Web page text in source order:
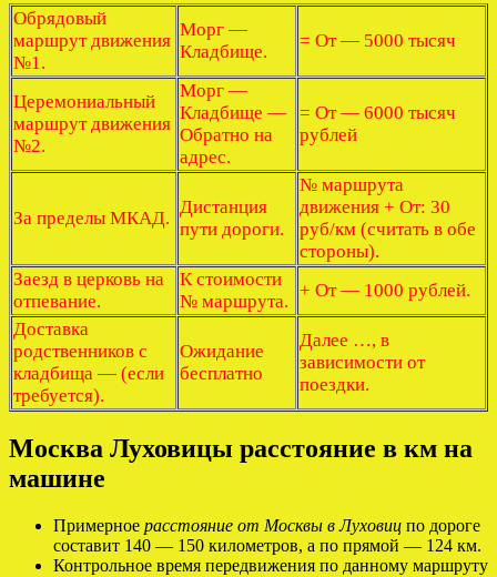
Обрядовый
маршрут движения
№1.
Морг —
Кладбище.
= От — 5000 тысяч
Церемониальный
маршрут движения
№2.
Морг —
Кладбище —
Обратно на
адрес.
= От — 6000 тысяч
рублей
За пределы МКАД.
Дистанция
пути дороги.
№ маршрута
движения + От: 30
руб/км (считать в обе
стороны).
Заезд в церковь на
отпевание.
К стоимости
№ маршрута.
+ От — 1000 рублей.
Доставка
родственников с
кладбища — (если
требуется).
Ожидание
бесплатно
Далее …, в
зависимости от
поездки.
Москва Луховицы расстояние в км на
машине
Примерное расстояние от Москвы в Луховиц по дороге
составит 140 — 150 километров, а по прямой — 124 км.
Контрольное время передвижения по данному маршруту